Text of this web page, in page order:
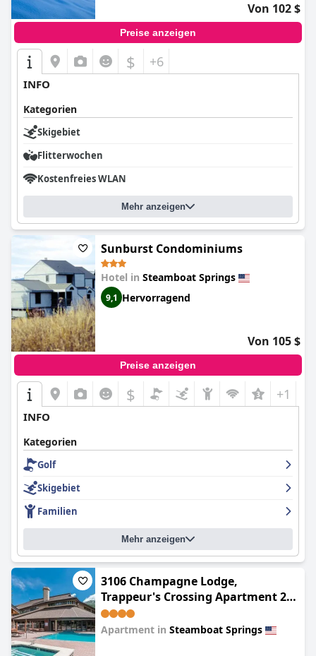
Von 102 $
Preise anzeigen
$ +6
INFO
Kategorien
Skigebiet
Flitterwochen
Kostenfreies WLAN
Mehr anzeigen
Sunburst Condominiums
Hotel in Steamboat Springs
9,1 Hervorragend
Von 105 $
Preise anzeigen
$ +1
INFO
Kategorien
Golf
Skigebiet
Familien
Mehr anzeigen
3106 Champagne Lodge,
Trappeur's Crossing Apartment 2
SimplySteamboat
Apartment in Steamboat Springs